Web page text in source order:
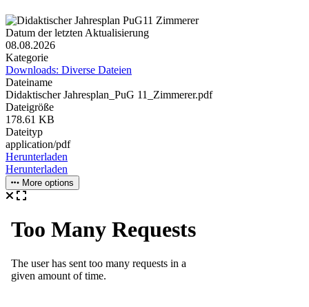
Datum der letzten Aktualisierung
08.08.2026
Kategorie
Downloads: Diverse Dateien
Dateiname
Didaktischer Jahresplan_PuG 11_Zimmerer.pdf
Dateigröße
178.61 KB
Dateityp
application/pdf
Herunterladen
Herunterladen
More options